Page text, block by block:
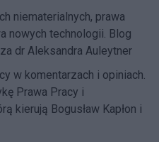
niematerialnych, prawa
nowych technologii. Blog
dr Aleksandra Auleytner
w komentarzach i opiniach.
Prawa Pracy i
kierują Bogusław Kapłon i